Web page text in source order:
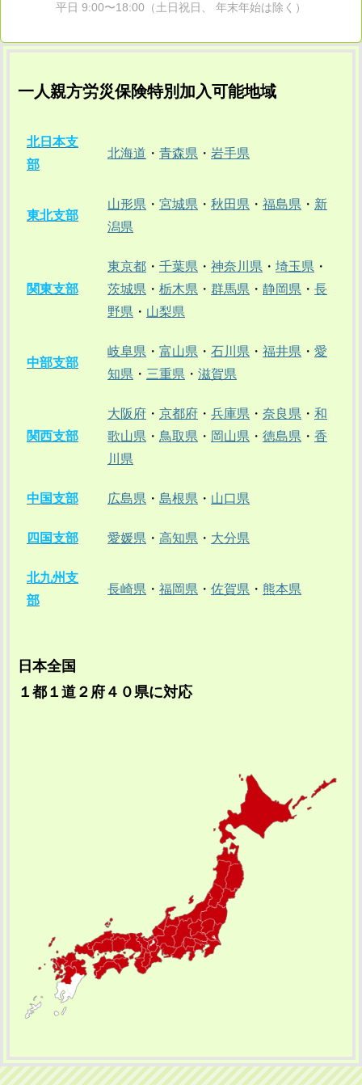
平日 9:00〜18:00（土日祝日、 年末年始は除く）
一人親方労災保険特別加入可能地域
北日本支
部
北海道 ・ 青森県 ・ 岩手県
東北支部
山形県 ・ 宮城県 ・ 秋田県 ・ 福島県 ・ 新
潟県
関東支部
東京都 ・ 千葉県 ・ 神奈川県 ・ 埼玉県 ・
茨城県 ・ 栃木県 ・ 群馬県 ・ 静岡県 ・ 長
野県 ・ 山梨県
中部支部
岐阜県 ・ 富山県 ・ 石川県 ・ 福井県 ・ 愛
知県 ・ 三重県 ・ 滋賀県
関西支部
大阪府 ・ 京都府 ・ 兵庫県 ・ 奈良県 ・ 和
歌山県 ・ 鳥取県 ・ 岡山県 ・ 徳島県 ・ 香
川県
中国支部 広島県 ・ 島根県 ・ 山口県
四国支部 愛媛県 ・ 高知県 ・ 大分県
北九州支
部
長崎県 ・ 福岡県 ・ 佐賀県 ・ 熊本県
日本全国
１都１道２府４０県に対応